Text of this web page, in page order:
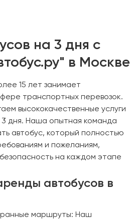
на 3 дня с
в Москве
15 лет занимает
транспортных перевозок.
высококачественные услуги
дня. Наша опытная команда
автобус, который полностью
и пожеланиям,
на каждом этапе
автобусов в
маршруты: Наш